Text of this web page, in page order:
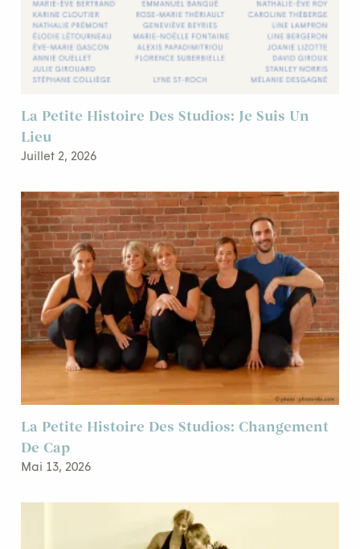
La Petite Histoire Des Studios: Je Suis Un
Lieu
Juillet 2, 2026
La Petite Histoire Des Studios: Changement
De Cap
Mai 13, 2026